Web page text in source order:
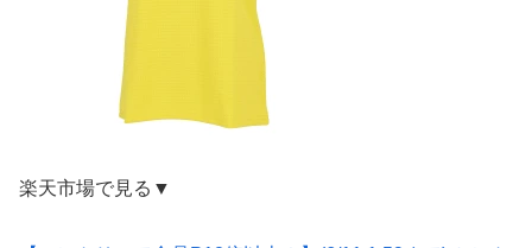
楽天市場で見る▼